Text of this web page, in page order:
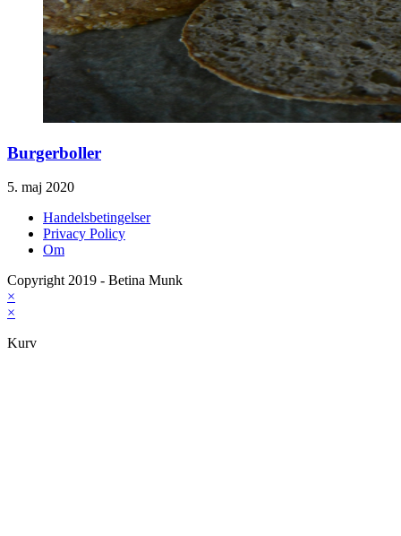
Burgerboller
5. maj 2020
Handelsbetingelser
Privacy Policy
Om
Copyright 2019 - Betina Munk
×
×
Kurv